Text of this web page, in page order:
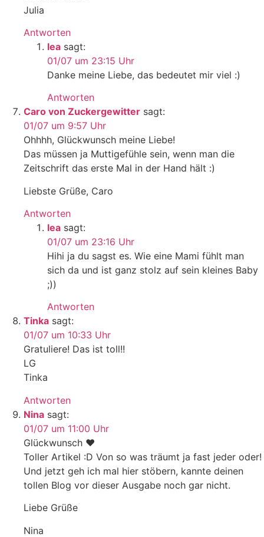
Julia
Antworten
lea sagt:
01/07 um 23:15 Uhr
Danke meine Liebe, das bedeutet mir viel :)
Antworten
Caro von Zuckergewitter sagt:
01/07 um 9:57 Uhr
Ohhhh, Glückwunsch meine Liebe!
Das müssen ja Muttigefühle sein, wenn man die
Zeitschrift das erste Mal in der Hand hält :)
Liebste Grüße, Caro
Antworten
lea sagt:
01/07 um 23:16 Uhr
Hihi ja du sagst es. Wie eine Mami fühlt man
sich da und ist ganz stolz auf sein kleines Baby
;))
Antworten
Tinka sagt:
01/07 um 10:33 Uhr
Gratuliere! Das ist toll!!
LG
Tinka
Antworten
Nina sagt:
01/07 um 11:00 Uhr
Glückwunsch ♥
Toller Artikel :D Von so was träumt ja fast jeder oder!
Und jetzt geh ich mal hier stöbern, kannte deinen
tollen Blog vor dieser Ausgabe noch gar nicht.
Liebe Grüße
Nina